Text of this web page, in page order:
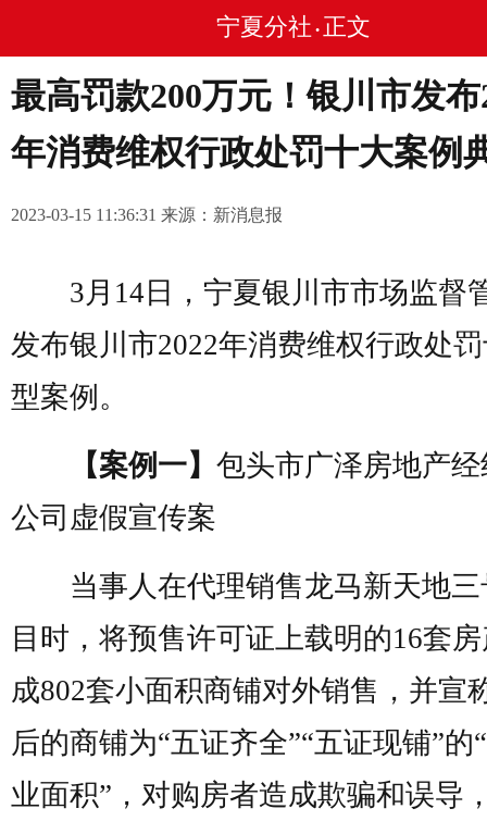
宁夏分社 • 正文
最高罚款200万元！银川市发布
年消费维权行政处罚十大案例
2023-03-15 11:36:31 来源：新消息报
3月14日，宁夏银川市市场监督
发布银川市2022年消费维权行政处
型案例。
【案例一】 包头市广泽房地产
公司虚假宣传案
当事人在代理销售龙马新天地三
目时，将预售许可证上载明的16套
成802套小面积商铺对外销售，并宣
后的商铺为“五证齐全”“五证现铺”的
业面积”，对购房者造成欺骗和误导